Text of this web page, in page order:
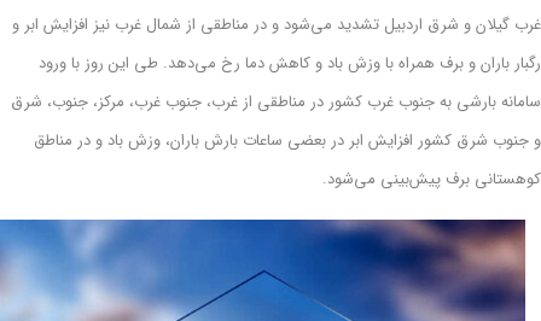
غرب گیلان و شرق اردبیل تشدید می‌شود و در مناطقی از شمال غرب نیز افزایش ابر و
رگبار باران و برف همراه با وزش باد و کاهش دما رخ می‌دهد. طی این روز با ورود
سامانه بارشی به جنوب غرب کشور در مناطقی از غرب، جنوب غرب، مرکز، جنوب، شرق
و جنوب شرق کشور افزایش ابر در بعضی ساعات بارش باران، وزش باد و در مناطق
کوهستانی برف پیش‌بینی می‌شود.